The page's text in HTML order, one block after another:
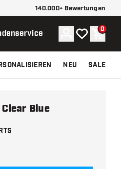
140.000+ Bewertungen
Konto
Meine 0
NEU SALE
Blue